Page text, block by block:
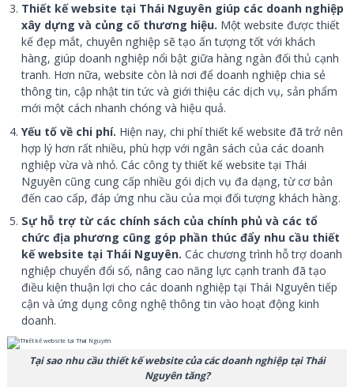
Thiết kế website tại Thái Nguyên giúp các doanh nghiệp
xây dựng và củng cố thương hiệu. Một website được thiết
kế đẹp mắt, chuyên nghiệp sẽ tạo ấn tượng tốt với khách
hàng, giúp doanh nghiệp nổi bật giữa hàng ngàn đối thủ cạnh
tranh. Hơn nữa, website còn là nơi để doanh nghiệp chia sẻ
thông tin, cập nhật tin tức và giới thiệu các dịch vụ, sản phẩm
mới một cách nhanh chóng và hiệu quả.
Yếu tố về chi phí. Hiện nay, chi phí thiết kế website đã trở nên
hợp lý hơn rất nhiều, phù hợp với ngân sách của các doanh
nghiệp vừa và nhỏ. Các công ty thiết kế website tại Thái
Nguyên cũng cung cấp nhiều gói dịch vụ đa dạng, từ cơ bản
đến cao cấp, đáp ứng nhu cầu của mọi đối tượng khách hàng.
Sự hỗ trợ từ các chính sách của chính phủ và các tổ
chức địa phương cũng góp phần thúc đẩy nhu cầu thiết
kế website tại Thái Nguyên. Các chương trình hỗ trợ doanh
nghiệp chuyển đổi số, nâng cao năng lực cạnh tranh đã tạo
điều kiện thuận lợi cho các doanh nghiệp tại Thái Nguyên tiếp
cận và ứng dụng công nghệ thông tin vào hoạt động kinh
doanh.
Tại sao nhu cầu thiết kế website của các doanh nghiệp tại Thái
Nguyên tăng?